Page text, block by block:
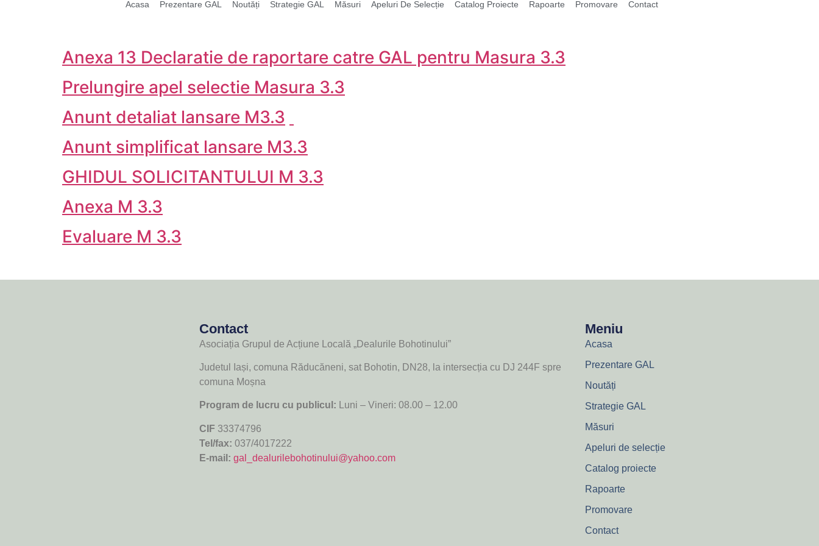
Acasa Prezentare GAL Noutăți Strategie GAL Măsuri Apeluri De Selecție Catalog Proiecte Rapoarte Promovare Contact
Anexa 13 Declaratie de raportare catre GAL pentru Masura 3.3
Prelungire apel selectie Masura 3.3
Anunt detaliat lansare M3.3
Anunt simplificat lansare M3.3
GHIDUL SOLICITANTULUI M 3.3
Anexa M 3.3
Evaluare M 3.3
Contact
Asociația Grupul de Acțiune Locală „Dealurile Bohotinului”
Judetul Iași, comuna Răducăneni, sat Bohotin, DN28, la intersecția cu DJ 244F spre
comuna Moșna
Program de lucru cu publicul: Luni – Vineri: 08.00 – 12.00
CIF 33374796
Tel/fax: 037/4017222
E-mail: gal_dealurilebohotinului@yahoo.com
Meniu
Acasa
Prezentare GAL
Noutăți
Strategie GAL
Măsuri
Apeluri de selecție
Catalog proiecte
Rapoarte
Promovare
Contact